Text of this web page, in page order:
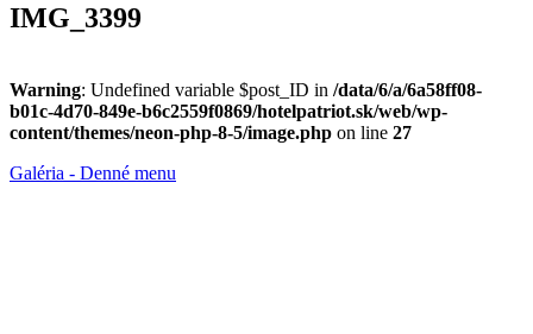
IMG_3399
Warning: Undefined variable $post_ID in /data/6/a/6a58ff08-
b01c-4d70-849e-b6c2559f0869/hotelpatriot.sk/web/wp-
content/themes/neon-php-8-5/image.php on line 27
Galéria - Denné menu